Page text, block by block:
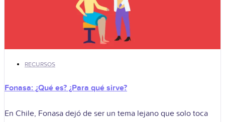
RECURSOS
Fonasa: ¿Qué es? ¿Para qué sirve?
En Chile, Fonasa dejó de ser un tema lejano que solo toca